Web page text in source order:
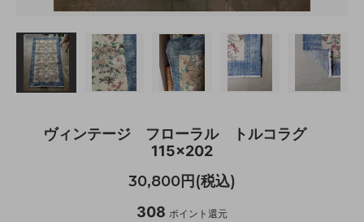
ヴィンテージ フローラル トルコラグ
115×202
30,800円(税込)
308 ポイント還元